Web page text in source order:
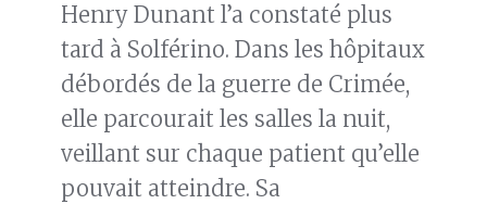
Henry Dunant l’a constaté plus
tard à Solférino. Dans les hôpitaux
débordés de la guerre de Crimée,
elle parcourait les salles la nuit,
veillant sur chaque patient qu’elle
pouvait atteindre. Sa